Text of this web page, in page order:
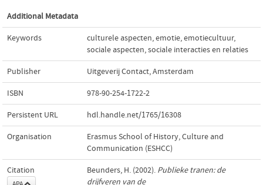
Additional Metadata
Keywords culturele aspecten,emotie,emotiecultuur,
sociale aspecten,sociale interacties en relaties
Publisher Uitgeverij Contact, Amsterdam
ISBN 978-90-254-1722-2
Persistent URL hdl.handle.net/1765/16308
Organisation
Erasmus School of History, Culture and
Communication (ESHCC)
Citation Beunders, H. (2002). Publieke tranen: de
drijfveren van de